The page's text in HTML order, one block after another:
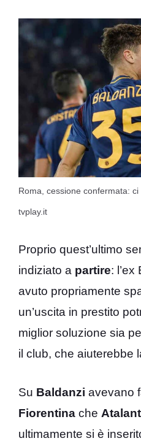
Roma, cessione confermata:
tvplay.it
Proprio quest’ultimo
indiziato a partire:
avuto propriamente
un’uscita in prestito
miglior soluzione sia
il club, che aiuterebbe
Su Baldanzi avevano
Fiorentina che
ultimamente si è